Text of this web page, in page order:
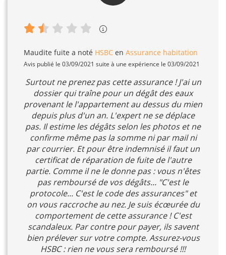
Maudite fuite a noté HSBC en Assurance habitation
Avis publié le 03/09/2021 suite à une expérience le 03/09/2021
Surtout ne prenez pas cette assurance ! J'ai un
dossier qui traîne pour un dégât des eaux
provenant le l'appartement au dessus du mien
depuis plus d'un an. L'expert ne se déplace
pas. Il estime les dégâts selon les photos et ne
confirme même pas la somme ni par mail ni
par courrier. Et pour être indemnisé il faut un
certificat de réparation de fuite de l'autre
partie. Comme il ne le donne pas : vous n'êtes
pas remboursé de vos dégâts... "C'est le
protocole... C'est le code des assurances" et
on vous raccroche au nez. Je suis écœurée du
comportement de cette assurance ! C'est
scandaleux. Par contre pour payer, ils savent
bien prélever sur votre compte. Assurez-vous
HSBC : rien ne vous sera remboursé !!!